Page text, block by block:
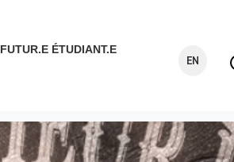
FUTUR.E ÉTUDIANT.E
EN